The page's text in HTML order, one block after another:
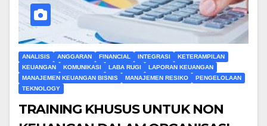
ANALISIS ANGGARAN FINANCIAL INTEGRASI
KETERAMPILAN
KEUANGAN
KOMUNIKASI LABA RUGI
LAPORAN KEUANGAN
MANAJEMEN KEUANGAN BISNIS
MANAJEMEN RESIKO
PENGELOLAAN
TEKNOLOGY
TRAINING KHUSUS UNTUK NON